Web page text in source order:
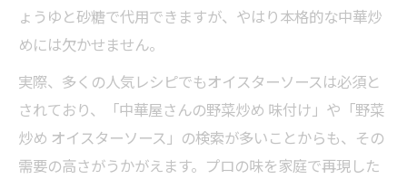
ょうゆと砂糖で代用できますが、やはり本格的な中華炒
めには欠かせません。
実際、多くの人気レシピでもオイスターソースは必須と
されており、「中華屋さんの野菜炒め 味付け」や「野菜
炒め オイスターソース」の検索が多いことからも、その
需要の高さがうかがえます。プロの味を家庭で再現した